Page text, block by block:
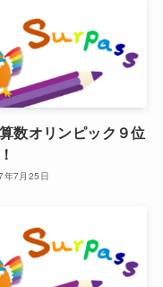
数オリンピック９位
年7月25日